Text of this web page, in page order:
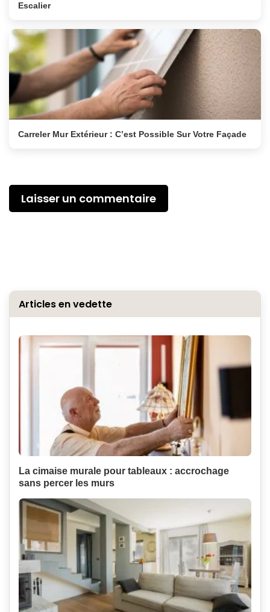
Escalier
Carreler Mur Extérieur : C’est Possible Sur Votre Façade
Laisser un commentaire
Articles en vedette
La cimaise murale pour tableaux : accrochage
sans percer les murs